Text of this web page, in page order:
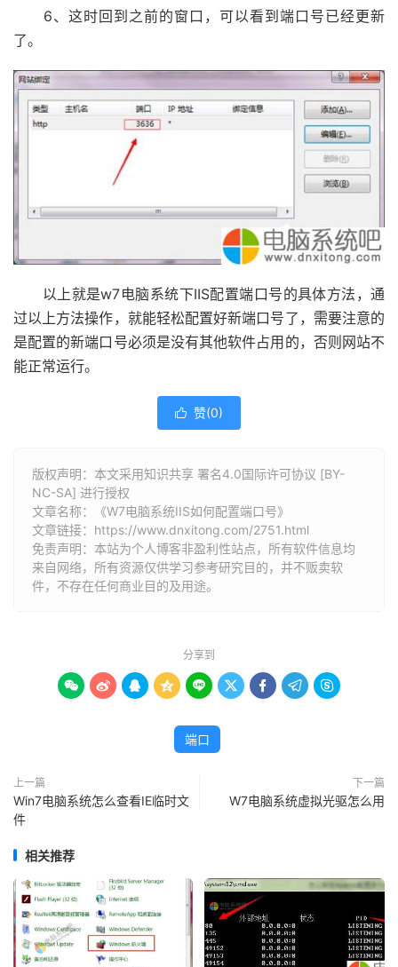
6、这时回到之前的窗口，可以看到端口号已经更新
了。
以上就是w7电脑系统下IIS配置端口号的具体方法，通
过以上方法操作，就能轻松配置好新端口号了，需要注意的
是配置的新端口号必须是没有其他软件占用的，否则网站不
能正常运行。
 赞(0)
版权声明：本文采用知识共享 署名4.0国际许可协议 [BY-
NC-SA] 进行授权
文章名称：《W7电脑系统IIS如何配置端口号》
文章链接： https://www.dnxitong.com/2751.html
免责声明：本站为个人博客非盈利性站点，所有软件信息均
来自网络，所有资源仅供学习参考研究目的，并不贩卖软
件，不存在任何商业目的及用途。
分享到
        
端口
上一篇
Win7电脑系统怎么查看IE临时文
件
下一篇
W7电脑系统虚拟光驱怎么用
相关推荐